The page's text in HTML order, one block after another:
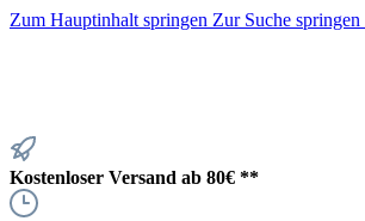
Zum Hauptinhalt springen Zur Suche springen
Kostenloser Versand ab 80€ **